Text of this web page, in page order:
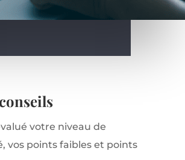
votre niveau de
vos points faibles et points